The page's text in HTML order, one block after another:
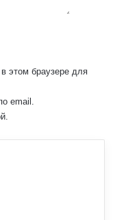
этом браузере для
email.